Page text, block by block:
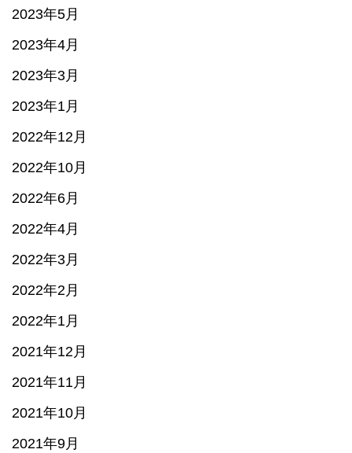
2023年5月
2023年4月
2023年3月
2023年1月
2022年12月
2022年10月
2022年6月
2022年4月
2022年3月
2022年2月
2022年1月
2021年12月
2021年11月
2021年10月
2021年9月